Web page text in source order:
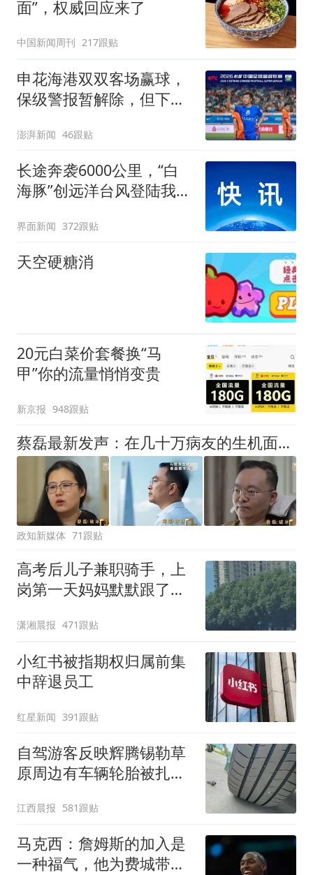
面”，权威回应来了
中国新闻周刊 217跟贴
申花海港双双客场赢球，
保级警报暂解除，但下一
澎湃新闻 46跟贴
长途奔袭6000公里，“白
海豚”创远洋台风登陆我国
界面新闻 372跟贴
天空硬糖消
20元白菜价套餐换“马
甲”你的流量悄悄变贵
新京报 948跟贴
蔡磊最新发声：在几十万病友的生机面前，我个人的面子和尊严已经不值一提了，即使倒在黎明前，也要把路铺好
政知新媒体 71跟贴
高考后儿子兼职骑手，上
岗第一天妈妈默默跟了三
了
潇湘晨报 471跟贴
小红书被指期权归属前集
中辞退员工
红星新闻 391跟贴
自驾游客反映辉腾锡勒草
原周边有车辆轮胎被扎，
元，官方发布情况通报
江西晨报 581跟贴
马克西：詹姆斯的加入是
一种福气，他为费城带来